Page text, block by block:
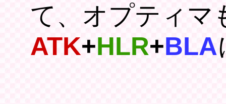
て、オプティマ
ATK+HLR+BLA